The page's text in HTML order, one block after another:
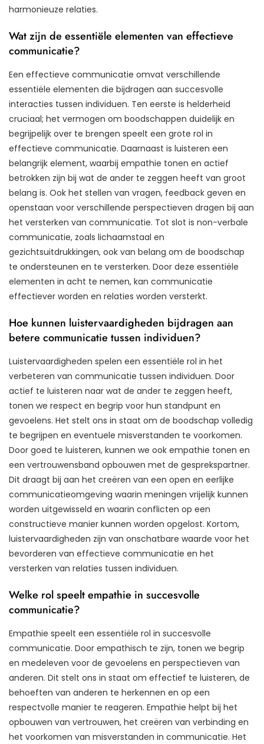
harmonieuze relaties.
Wat zijn de essentiële elementen van effectieve
communicatie?
Een effectieve communicatie omvat verschillende
essentiële elementen die bijdragen aan succesvolle
interacties tussen individuen. Ten eerste is helderheid
cruciaal; het vermogen om boodschappen duidelijk en
begrijpelijk over te brengen speelt een grote rol in
effectieve communicatie. Daarnaast is luisteren een
belangrijk element, waarbij empathie tonen en actief
betrokken zijn bij wat de ander te zeggen heeft van groot
belang is. Ook het stellen van vragen, feedback geven en
openstaan voor verschillende perspectieven dragen bij aan
het versterken van communicatie. Tot slot is non-verbale
communicatie, zoals lichaamstaal en
gezichtsuitdrukkingen, ook van belang om de boodschap
te ondersteunen en te versterken. Door deze essentiële
elementen in acht te nemen, kan communicatie
effectiever worden en relaties worden versterkt.
Hoe kunnen luistervaardigheden bijdragen aan
betere communicatie tussen individuen?
Luistervaardigheden spelen een essentiële rol in het
verbeteren van communicatie tussen individuen. Door
actief te luisteren naar wat de ander te zeggen heeft,
tonen we respect en begrip voor hun standpunt en
gevoelens. Het stelt ons in staat om de boodschap volledig
te begrijpen en eventuele misverstanden te voorkomen.
Door goed te luisteren, kunnen we ook empathie tonen en
een vertrouwensband opbouwen met de gesprekspartner.
Dit draagt bij aan het creëren van een open en eerlijke
communicatieomgeving waarin meningen vrijelijk kunnen
worden uitgewisseld en waarin conflicten op een
constructieve manier kunnen worden opgelost. Kortom,
luistervaardigheden zijn van onschatbare waarde voor het
bevorderen van effectieve communicatie en het
versterken van relaties tussen individuen.
Welke rol speelt empathie in succesvolle
communicatie?
Empathie speelt een essentiële rol in succesvolle
communicatie. Door empathisch te zijn, tonen we begrip
en medeleven voor de gevoelens en perspectieven van
anderen. Dit stelt ons in staat om effectief te luisteren, de
behoeften van anderen te herkennen en op een
respectvolle manier te reageren. Empathie helpt bij het
opbouwen van vertrouwen, het creëren van verbinding en
het voorkomen van misverstanden in communicatie. Het